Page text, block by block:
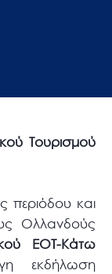
Τουρισμού
περιόδου και
Ολλανδούς
ΕΟΤ-Κάτω
εκδήλωση